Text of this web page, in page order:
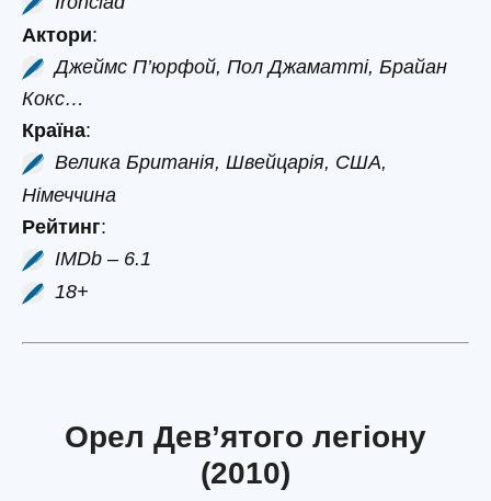
Актори:
Джеймс П’юрфой, Пол Джаматті, Брайан
Кокс…
Країна:
Велика Британія, Швейцарія, США,
Німеччина
Рейтинг:
IMDb – 6.1
18+
Орел Дев’ятого легіону
(2010)